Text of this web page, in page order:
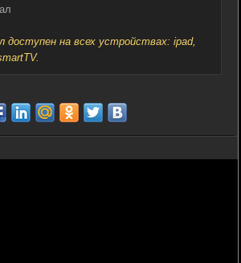
доступен на всех устройствах: ipad,